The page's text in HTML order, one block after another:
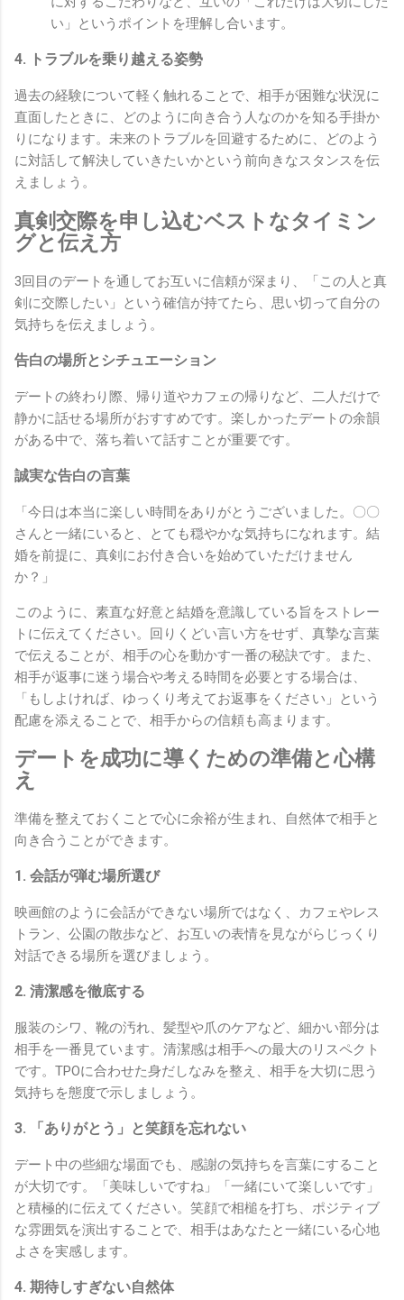
い」というポイントを理解し合います。
4. トラブルを乗り越える姿勢
過去の経験について軽く触れることで、相手が困難な状況に
直面したときに、どのように向き合う人なのかを知る手掛か
りになります。未来のトラブルを回避するために、どのよう
に対話して解決していきたいかという前向きなスタンスを伝
えましょう。
真剣交際を申し込むベストなタイミン
グと伝え方
3回目のデートを通してお互いに信頼が深まり、「この人と真
剣に交際したい」という確信が持てたら、思い切って自分の
気持ちを伝えましょう。
告白の場所とシチュエーション
デートの終わり際、帰り道やカフェの帰りなど、二人だけで
静かに話せる場所がおすすめです。楽しかったデートの余韻
がある中で、落ち着いて話すことが重要です。
誠実な告白の言葉
「今日は本当に楽しい時間をありがとうございました。〇〇
さんと一緒にいると、とても穏やかな気持ちになれます。結
婚を前提に、真剣にお付き合いを始めていただけません
か？」
このように、素直な好意と結婚を意識している旨をストレー
トに伝えてください。回りくどい言い方をせず、真摯な言葉
で伝えることが、相手の心を動かす一番の秘訣です。また、
相手が返事に迷う場合や考える時間を必要とする場合は、
「もしよければ、ゆっくり考えてお返事をください」という
配慮を添えることで、相手からの信頼も高まります。
デートを成功に導くための準備と心構
え
準備を整えておくことで心に余裕が生まれ、自然体で相手と
向き合うことができます。
1. 会話が弾む場所選び
映画館のように会話ができない場所ではなく、カフェやレス
トラン、公園の散歩など、お互いの表情を見ながらじっくり
対話できる場所を選びましょう。
2. 清潔感を徹底する
服装のシワ、靴の汚れ、髪型や爪のケアなど、細かい部分は
相手を一番見ています。清潔感は相手への最大のリスペクト
です。TPOに合わせた身だしなみを整え、相手を大切に思う
気持ちを態度で示しましょう。
3. 「ありがとう」と笑顔を忘れない
デート中の些細な場面でも、感謝の気持ちを言葉にすること
が大切です。「美味しいですね」「一緒にいて楽しいです」
と積極的に伝えてください。笑顔で相槌を打ち、ポジティブ
な雰囲気を演出することで、相手はあなたと一緒にいる心地
よさを実感します。
4. 期待しすぎない自然体